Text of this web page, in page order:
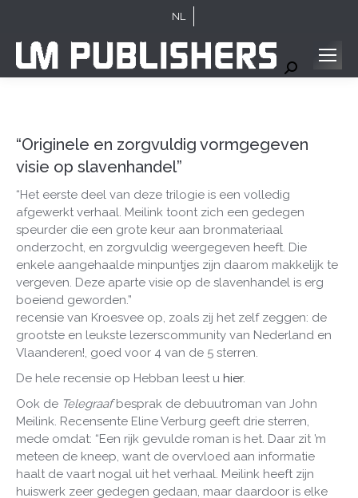
NL
Search:
“Originele en zorgvuldig vormgegeven
visie op slavenhandel”
“Het eerste deel van deze trilogie is een volledig
afgewerkt verhaal. Meilink toont zich een gedegen
speurder die een grote keur aan bronmateriaal
onderzocht, en zorgvuldig weergegeven heeft. Die
enkele aangehaalde minpuntjes zijn daarom makkelijk te
vergeven. Deze aparte visie op de slavenhandel is erg
boeiend geworden.”
recensie van Kroesvee op, zoals zij het zelf zeggen: de
grootste en leukste lezerscommunity van Nederland en
Vlaanderen!, goed voor 4 van de 5 sterren.
De hele recensie op Hebban leest u hier.
Ook de Telegraafbesprak de debuutroman van John
Meilink. Recensente Eline Verburg geeft drie sterren,
mede omdat: “Een rijk gevulde roman is het. Daar zit ’m
meteen de kneep, want de overvloed aan informatie
haalt de vaart nogal uit het verhaal. Meilink heeft zijn
huiswerk zeer gedegen gedaan, maar daardoor is elke